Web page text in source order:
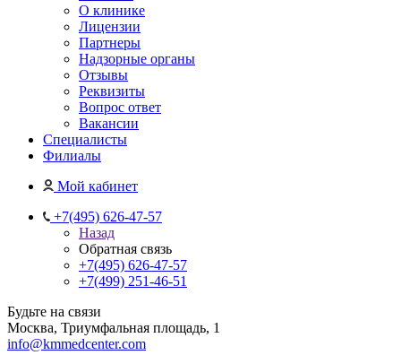
О клинике
Лицензии
Партнеры
Надзорные органы
Отзывы
Реквизиты
Вопрос ответ
Вакансии
Специалисты
Филиалы
Мой кабинет
+7(495) 626-47-57
Назад
Обратная связь
+7(495) 626-47-57
+7(499) 251-46-51
Будьте на связи
Москва, Триумфальная площадь, 1
info@kmmedcenter.com